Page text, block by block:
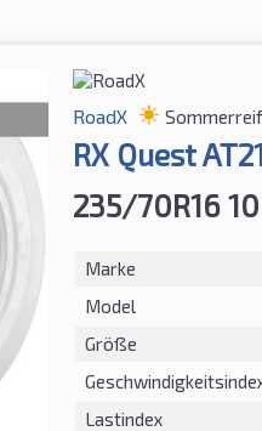
RoadX
RX Quest
235/70R16
Marke
Model
Größe
Lastindex